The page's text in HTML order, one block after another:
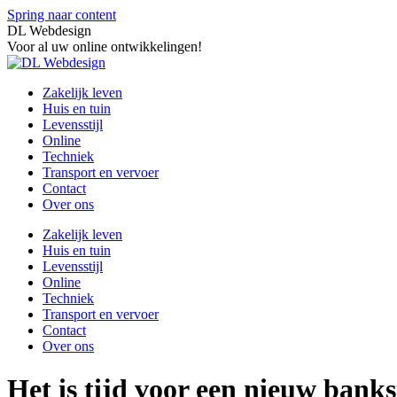
Spring naar content
DL Webdesign
Voor al uw online ontwikkelingen!
Zakelijk leven
Huis en tuin
Levensstijl
Online
Techniek
Transport en vervoer
Contact
Over ons
Zakelijk leven
Huis en tuin
Levensstijl
Online
Techniek
Transport en vervoer
Contact
Over ons
Het is tijd voor een nieuw